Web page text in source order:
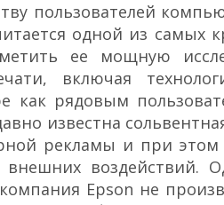
пользователей
одной из самых
ее мощную
включая
как рядовым
известна
рекламы и при этом
внешних воздействий.
Epson не